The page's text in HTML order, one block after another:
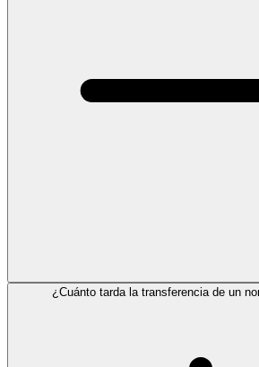
¿Cuánto tarda la transferencia de un